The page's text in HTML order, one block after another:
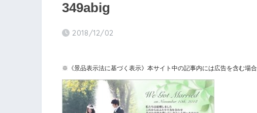
349abig
2018/12/02
※《景品表示法に基づく表示》本サイト中の記事内には広告を含む場合